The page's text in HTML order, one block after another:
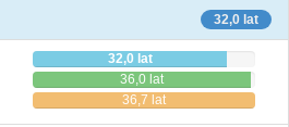
32,0 lat
32,0 lat
36,0 lat
36,7 lat